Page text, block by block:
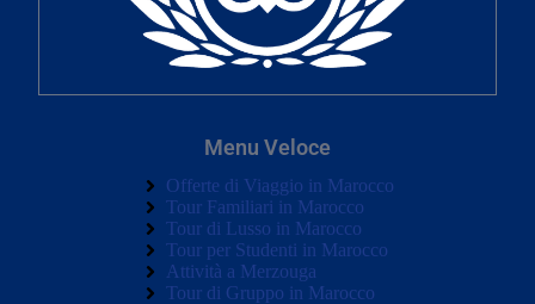
Menu Veloce
Offerte di Viaggio in Marocco
Tour Familiari in Marocco
Tour di Lusso in Marocco
Tour per Studenti in Marocco
Attività a Merzouga
Tour di Gruppo in Marocco